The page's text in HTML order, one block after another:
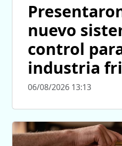
nuevo
control
industria
06/08/2026 13:13